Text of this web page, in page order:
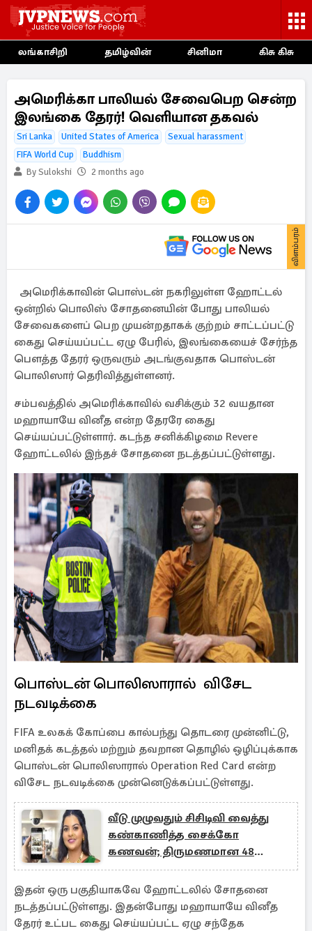
லங்காசிறி தமிழ்வின் சினிமா கிசு கிசு
அமெரிக்கா பாலியல் சேவைபெற சென்ற
இலங்கை தேரர்! வெளியான தகவல்
Sri Lanka United States of America
Sexual harassment
FIFA World Cup
Buddhism
By Sulokshi
2 months ago
விளம்பரம்
அமெரிக்காவின் பொஸ்டன் நகரிலுள்ள ஹோட்டல்
ஒன்றில் பொலிஸ் சோதனையின் போது பாலியல்
சேவைகளைப் பெற முயன்றதாகக் குற்றம் சாட்டப்பட்டு
கைது செய்யப்பட்ட ஏழு பேரில், இலங்கையைச் சேர்ந்த
பௌத்த தேரர் ஒருவரும் அடங்குவதாக பொஸ்டன்
பொலிஸார் தெரிவித்துள்ளனர்.
சம்பவத்தில் அமெரிக்காவில் வசிக்கும் 32 வயதான
மஹாயாயே வினீத என்ற தேரரே கைது
செய்யப்பட்டுள்ளார். கடந்த சனிக்கிழமை Revere
ஹோட்டலில் இந்தச் சோதனை நடத்தப்பட்டுள்ளது.
பொஸ்டன் பொலிஸாரால் விசேட
நடவடிக்கை
FIFA உலகக் கோப்பை கால்பந்து தொடரை முன்னிட்டு,
மனிதக் கடத்தல் மற்றும் தவறான தொழில் ஒழிப்புக்காக
பொஸ்டன் பொலிஸாரால் Operation Red Card என்ற
விசேட நடவடிக்கை முன்னெடுக்கப்பட்டுள்ளது.
வீடு முழுவதும் சிசிடிவி வைத்து
கண்காணித்த சைக்கோ
கணவன்; திருமணமான 48
நாளில் பெண் விபரீத முடிவு!
இதன் ஒரு பகுதியாகவே ஹோட்டலில் சோதனை
நடத்தப்பட்டுள்ளது. இதன்போது மஹாயாயே வினீத
தேரர் உட்பட கைது செய்யப்பட்ட ஏழு சந்தேக